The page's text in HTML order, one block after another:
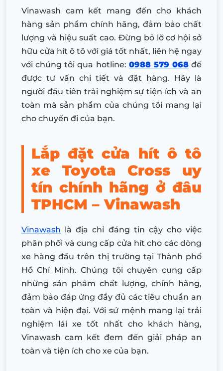
Vinawash cam kết mang đến cho khách
hàng sản phẩm chính hãng, đảm bảo chất
lượng và hiệu suất cao. Đừng bỏ lỡ cơ hội sở
hữu cửa hít ô tô với giá tốt nhất, liên hệ ngay
với chúng tôi qua hotline: 0988 579 068để
được tư vấn chi tiết và đặt hàng. Hãy là
người đầu tiên trải nghiệm sự tiện ích và an
toàn mà sản phẩm của chúng tôi mang lại
cho chuyến đi của bạn.
Lắp đặt cửa hít ô tô
xe Toyota Cross uy
tín chính hãng ở đâu
TPHCM – Vinawash
Vinawash là địa chỉ đáng tin cậy cho việc
phân phối và cung cấp cửa hít cho các dòng
xe hàng đầu trên thị trường tại Thành phố
Hồ Chí Minh. Chúng tôi chuyên cung cấp
những sản phẩm chất lượng, chính hãng,
đảm bảo đáp ứng đầy đủ các tiêu chuẩn an
toàn và hiện đại. Với sứ mệnh mang lại trải
nghiệm lái xe tốt nhất cho khách hàng,
Vinawash cam kết đem đến giải pháp an
toàn và tiện ích cho xe của bạn.